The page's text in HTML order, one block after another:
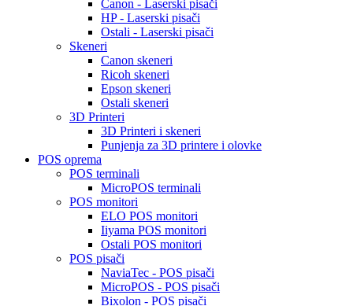
Canon - Laserski pisači
HP - Laserski pisači
Ostali - Laserski pisači
Skeneri
Canon skeneri
Ricoh skeneri
Epson skeneri
Ostali skeneri
3D Printeri
3D Printeri i skeneri
Punjenja za 3D printere i olovke
POS oprema
POS terminali
MicroPOS terminali
POS monitori
ELO POS monitori
Iiyama POS monitori
Ostali POS monitori
POS pisači
NaviaTec - POS pisači
MicroPOS - POS pisači
Bixolon - POS pisači